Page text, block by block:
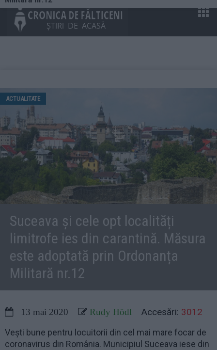
ACTUALITATE
Suceava și cele opt localități
limitrofe ies din carantină. Măsura
este adoptată prin Ordonanța
Militară nr.12
13 mai 2020 Rudy Hödl Accesări: 3012
Vești bune pentru locuitorii din cel mai mare focar de
coronavirus din România. Municipiul Suceava iese din